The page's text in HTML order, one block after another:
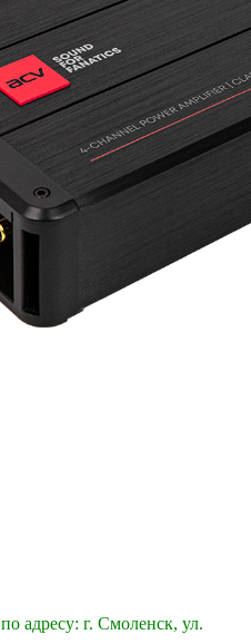
адресу: г. Смоленск, ул.